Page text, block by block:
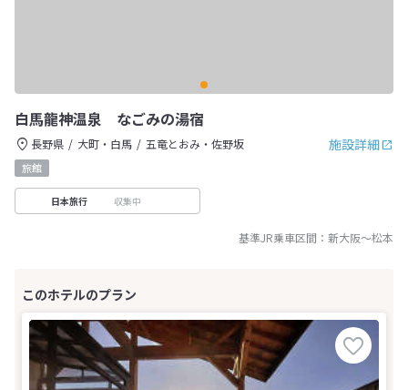
白馬龍神温泉 なごみの湯宿
施設詳細
長野県 大町・白馬 五竜とおみ・佐野坂
旅館
日本旅行 収集中
基準JR乗車区間： 新大阪～松本